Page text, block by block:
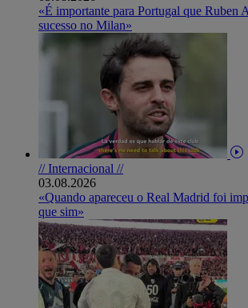
«É importante para Portugal que Ruben
sucesso no Milan»
// Internacional //
03.08.2026
«Quando apareceu o Real Madrid foi
que sim»